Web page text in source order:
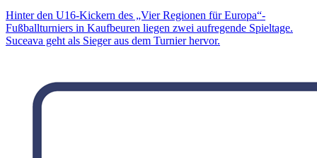
Hinter den U16-Kickern des „Vier Regionen für Europa“-
Fußballturniers in Kaufbeuren liegen zwei aufregende Spieltage.
Suceava geht als Sieger aus dem Turnier hervor.